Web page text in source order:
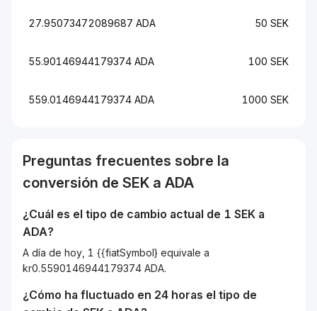
27.95073472089687 ADA 50 SEK
55.90146944179374 ADA 100 SEK
559.0146944179374 ADA 1000 SEK
Preguntas frecuentes sobre la
conversión de SEK a ADA
¿Cuál es el tipo de cambio actual de 1 SEK a
ADA?
A día de hoy, 1 {{fiatSymbol} equivale a
kr0.5590146944179374 ADA.
¿Cómo ha fluctuado en 24 horas el tipo de